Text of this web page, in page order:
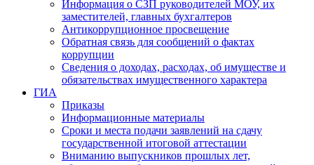
Информация о СЗП руководителей МОУ, их
заместителей, главных бухгалтеров
Антикоррупционное просвещение
Обратная связь для сообщений о фактах
коррупции
Сведения о доходах, расходах, об имуществе и
обязательствах имущественного характера
ГИА
Приказы
Информационные материалы
Сроки и места подачи заявлений на сдачу
государственной итоговой аттестации
Вниманию выпускников прошлых лет,